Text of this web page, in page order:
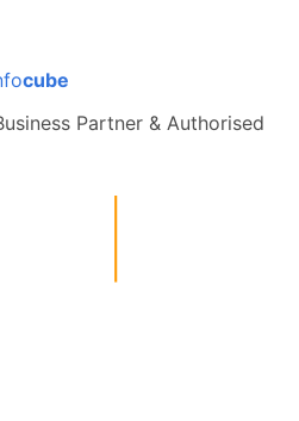
cube
Partner & Authorised